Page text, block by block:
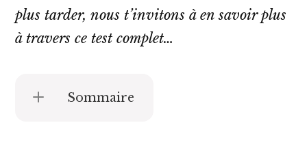
plus tarder, nous t’invitons à en savoir plus
à travers ce test complet…
Sommaire